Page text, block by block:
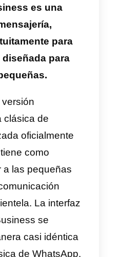
es una
mensajería,
para
diseñada para
pequeñas.
una versión
la clásica de